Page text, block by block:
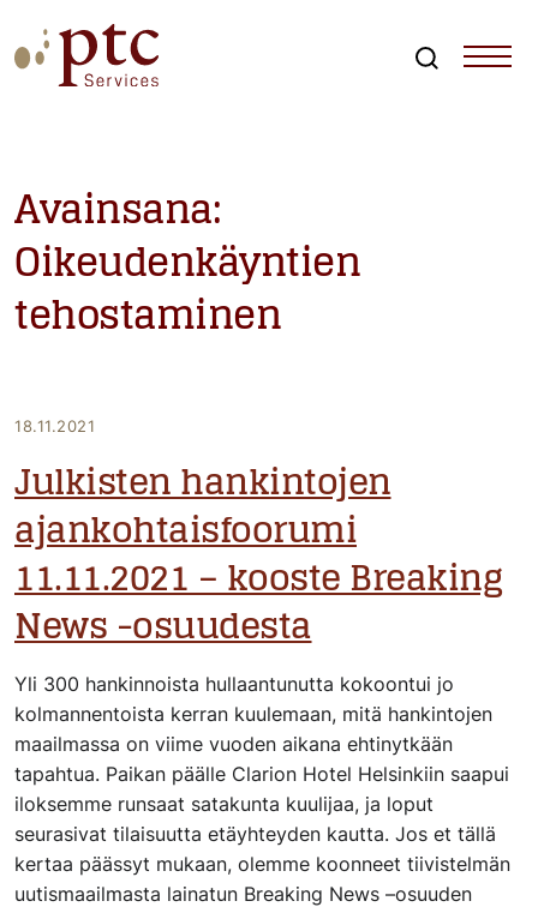
to
content
Avainsana:
Oikeudenkäyntien
tehostaminen
18.11.2021
Julkisten hankintojen
ajankohtaisfoorumi
11.11.2021 – kooste Breaking
News -osuudesta
Yli 300 hankinnoista hullaantunutta kokoontui jo
kolmannentoista kerran kuulemaan, mitä hankintojen
maailmassa on viime vuoden aikana ehtinytkään
tapahtua. Paikan päälle Clarion Hotel Helsinkiin saapui
iloksemme runsaat satakunta kuulijaa, ja loput
seurasivat tilaisuutta etäyhteyden kautta. Jos et tällä
kertaa päässyt mukaan, olemme koonneet tiivistelmän
uutismaailmasta lainatun Breaking News –osuuden